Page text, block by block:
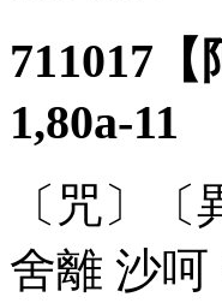
711017
1,80a-11
〔咒〕
舍離 沙呵